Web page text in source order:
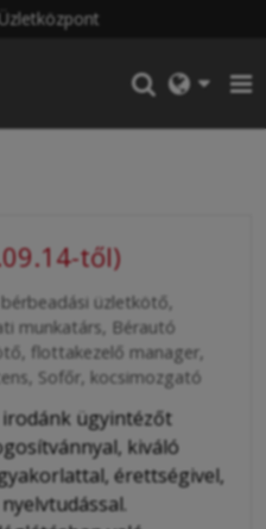
től)
üzletkötő
munkatárs Bérautó
flottakezelő manager
Sofőr, kocsimozgató
ügyintézőt
kiváló
érettségivel,